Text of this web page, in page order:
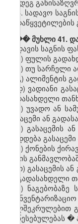
შემდეგ
3. სადავო
��� მუხლი 41.
დავის საგნის
ა) ფულის
ბ) თუ სარჩელი
გ) ალიმენტის
დ) ვადიანი
გადასახდელი
ე) უვადო ან
გასაცემი ან
ვ) გასაცემის
დიდდება
ზ) ქონების
წლის
თ) გასაცემის
ან გადასახდელი
ი)
ხელშეკრულებით
დაწესებულებას